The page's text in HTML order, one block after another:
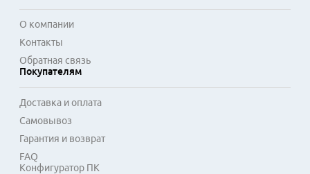
О компании
Контакты
Обратная связь
Покупателям
Доставка и оплата
Самовывоз
Гарантия и возврат
FAQ
Конфигуратор ПК